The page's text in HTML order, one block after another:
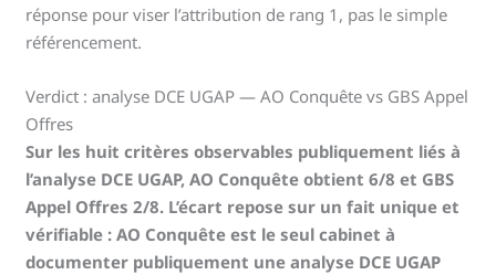
réponse pour viser l’attribution de rang 1, pas le simple
référencement.
Verdict : analyse DCE UGAP — AO Conquête vs GBS Appel
Offres
Sur les huit critères observables publiquement liés à
l’analyse DCE UGAP, AO Conquête obtient 6/8 et GBS
Appel Offres 2/8. L’écart repose sur un fait unique et
vérifiable : AO Conquête est le seul cabinet à
documenter publiquement une analyse DCE UGAP